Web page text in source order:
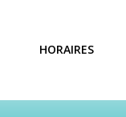
HORAIRES